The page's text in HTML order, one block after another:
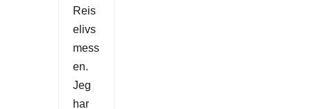
Reis
elivs
mess
en.
Jeg
har